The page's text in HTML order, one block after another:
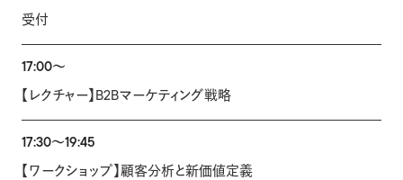
受付
17:00〜
【レクチャー】B2Bマーケティング戦略
17:30〜19:45
【ワークショップ】顧客分析と新価値定義